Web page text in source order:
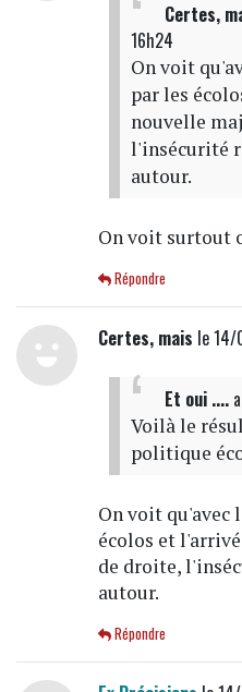
Certes,
16h24
On voit
par les
nouvelle
l'insécurité
autour.
On voit surtout
Répondre
Certes, mais le 14/
Et oui ....
Voilà le
politique
On voit qu'avec
écolos et
de droite,
autour.
Répondre